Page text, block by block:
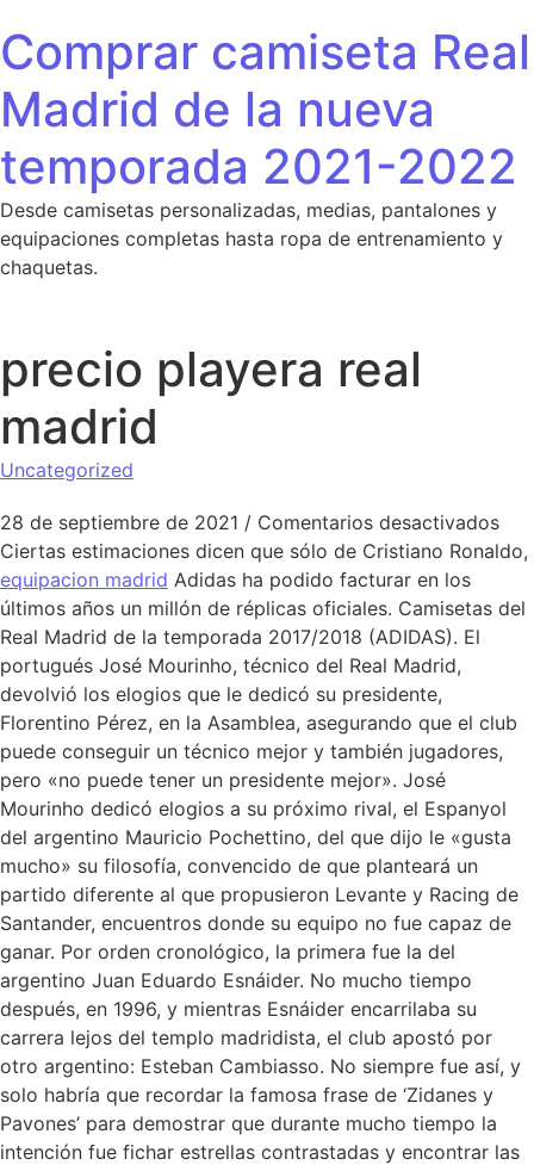
Comprar camiseta Real
Madrid de la nueva
temporada 2021-2022
Desde camisetas personalizadas, medias, pantalones y
equipaciones completas hasta ropa de entrenamiento y
chaquetas.
precio playera real
madrid
Uncategorized
28 de septiembre de 2021 / Comentarios desactivadosen
Ciertas estimaciones dicen que sólo de Cristiano Ronaldo,
equipacion madrid Adidas ha podido facturar en los
últimos años un millón de réplicas oficiales. Camisetas del
Real Madrid de la temporada 2017/2018 (ADIDAS). El
portugués José Mourinho, técnico del Real Madrid,
devolvió los elogios que le dedicó su presidente,
Florentino Pérez, en la Asamblea, asegurando que el club
puede conseguir un técnico mejor y también jugadores,
pero «no puede tener un presidente mejor». José
Mourinho dedicó elogios a su próximo rival, el Espanyol
del argentino Mauricio Pochettino, del que dijo le «gusta
mucho» su filosofía, convencido de que planteará un
partido diferente al que propusieron Levante y Racing de
Santander, encuentros donde su equipo no fue capaz de
ganar. Por orden cronológico, la primera fue la del
argentino Juan Eduardo Esnáider. No mucho tiempo
después, en 1996, y mientras Esnáider encarrilaba su
carrera lejos del templo madridista, el club apostó por
otro argentino: Esteban Cambiasso. No siempre fue así, y
solo habría que recordar la famosa frase de ‘Zidanes y
Pavones’ para demostrar que durante mucho tiempo la
intención fue fichar estrellas contrastadas y encontrar las